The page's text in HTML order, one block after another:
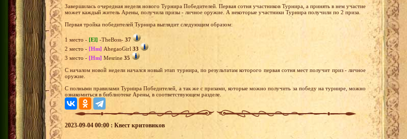
Завершилась очередная неделя нового Турнира Победителей. Первая сотня участников Турнира, а принять в нем участие
может каждый житель Арены, получила призы - личное оружие. А некоторые участники Турнира получили по 2 приза.
Первая тройка победителей Турнира выглядит следующим образом:
1 место - [El] -TheBoss- 37
2 место - [Hm] AhegaoGirl 33
3 место - [Hm] Mesrine 35
С началом новой недели начался новый этап турнира, по результатам которого первая сотня мест получит приз - личное
оружие.
С полными правилами Турнира Победителей, а так же с призами, которые можно получить за победу на турнире, можно
ознакомиться в библиотеке Арены, в соответствующем разделе.
2023-09-04 00:00 : Квест критовиков